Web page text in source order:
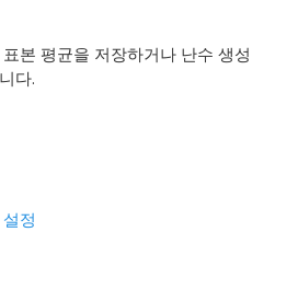
본 평균을 저장하거나 난수 생성
다.
정